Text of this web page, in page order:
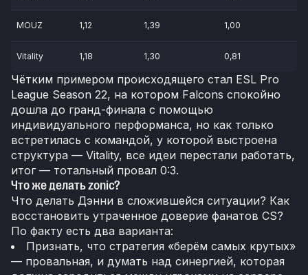
MOUZ 1,12 1,39 1,00
Vitality 1,18 1,30 0,81
Чётким примером происходящего стал ESL Pro
League Season 22, на котором Falcons спокойно
дошла до гранд-финала с помощью
индивидуального перформанса, но как только
встретилась с командой, у которой выстроена
структура — Vitality, все идеи перестали работать,
итог — тотальный провал 0:3.
Что же делать zonic?
Что делать Дэнни в сложившейся ситуации? Как
восстановить утраченное доверие фанатов CS?
По факту есть два варианта:
Признать, что стратегия «берём самых крутых»
— провальная, и думать над синергией, которая